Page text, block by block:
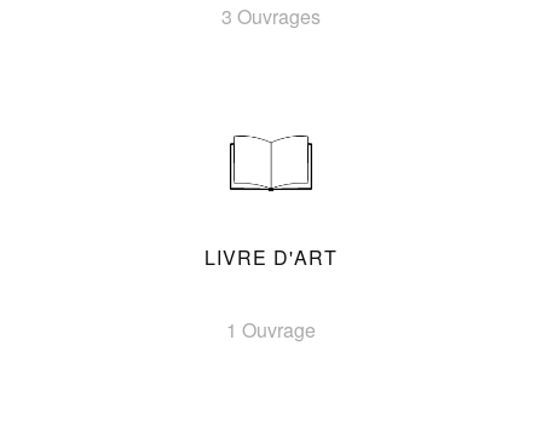
3 Ouvrages
LIVRE D'ART
1 Ouvrage